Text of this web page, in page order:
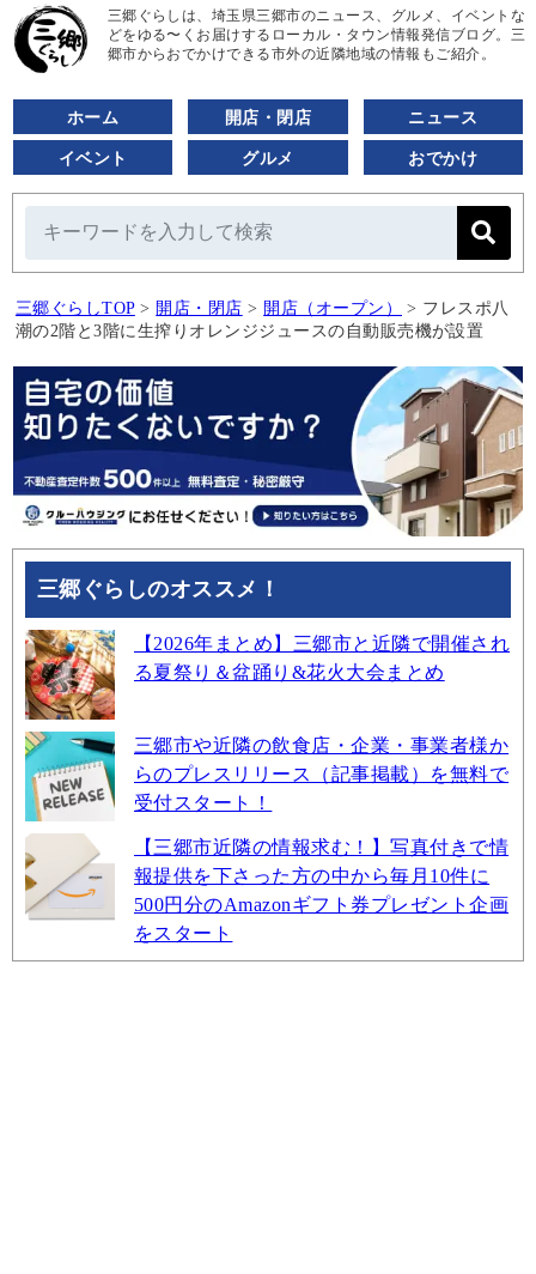
三郷ぐらしは、埼玉県三郷市のニュース、グルメ、イベントな
どをゆる〜くお届けするローカル・タウン情報発信ブログ。三
郷市からおでかけできる市外の近隣地域の情報もご紹介。
ホーム 開店・閉店 ニュース
イベント グルメ おでかけ
三郷ぐらしTOP > 開店・閉店 > 開店（オープン） > フレスポ八
潮の2階と3階に生搾りオレンジジュースの自動販売機が設置
三郷ぐらしのオススメ！
【2026年まとめ】三郷市と近隣で開催され
る夏祭り＆盆踊り&花火大会まとめ
三郷市や近隣の飲食店・企業・事業者様か
らのプレスリリース（記事掲載）を無料で
受付スタート！
【三郷市近隣の情報求む！】写真付きで情
報提供を下さった方の中から毎月10件に
500円分のAmazonギフト券プレゼント企画
をスタート